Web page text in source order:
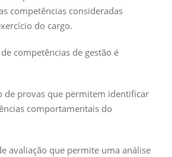
competências consideradas
do cargo.
competências de gestão é
de provas que permitem identificar
comportamentais do
avaliação que permite uma análise